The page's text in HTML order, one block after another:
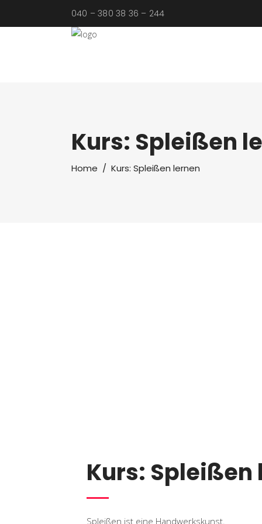
040 – 380 38 36 – 244
Kurs: Spleißen
Home / Kurs: Spleißen lernen
Kurs: Spleißen
Spleißen ist eine Handwerkskunst.